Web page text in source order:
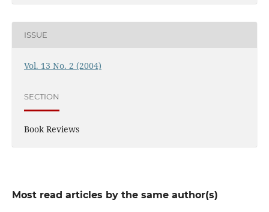
ISSUE
Vol. 13 No. 2 (2004)
SECTION
Book Reviews
Most read articles by the same author(s)